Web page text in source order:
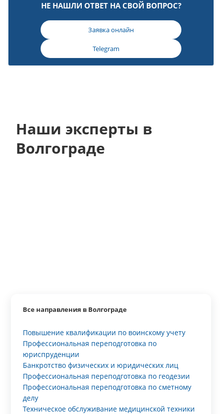
НЕ НАШЛИ ОТВЕТ НА СВОЙ ВОПРОС?
Заявка онлайн
Telegram
Наши эксперты в
Волгограде
Все направления в Волгограде
Повышение квалификации по воинскому учету
Профессиональная переподготовка по
юриспруденции
Банкротство физических и юридических лиц
Профессиональная переподготовка по геодезии
Профессиональная переподготовка по сметному
делу
Техническое обслуживание медицинской техники